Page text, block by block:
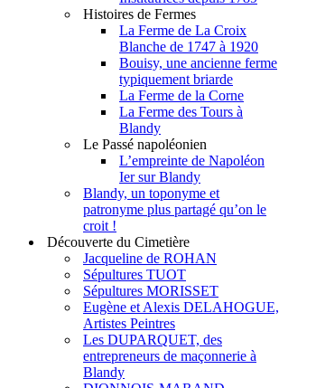
Histoires de Fermes
La Ferme de La Croix
Blanche de 1747 à 1920
Bouisy, une ancienne ferme
typiquement briarde
La Ferme de la Corne
La Ferme des Tours à
Blandy
Le Passé napoléonien
L’empreinte de Napoléon
Ier sur Blandy
Blandy, un toponyme et
patronyme plus partagé qu’on le
croit !
Découverte du Cimetière
Jacqueline de ROHAN
Sépultures TUOT
Sépultures MORISSET
Eugène et Alexis DELAHOGUE,
Artistes Peintres
Les DUPARQUET, des
entrepreneurs de maçonnerie à
Blandy